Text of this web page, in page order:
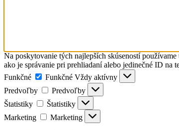
Na poskytovanie tých najlepších skúseností
ako je správanie pri prehliadaní alebo jedinečné ID na
Funkčné
Funkčné Vždy aktívny
Predvoľby
Predvoľby
Štatistiky
Štatistiky
Marketing
Marketing